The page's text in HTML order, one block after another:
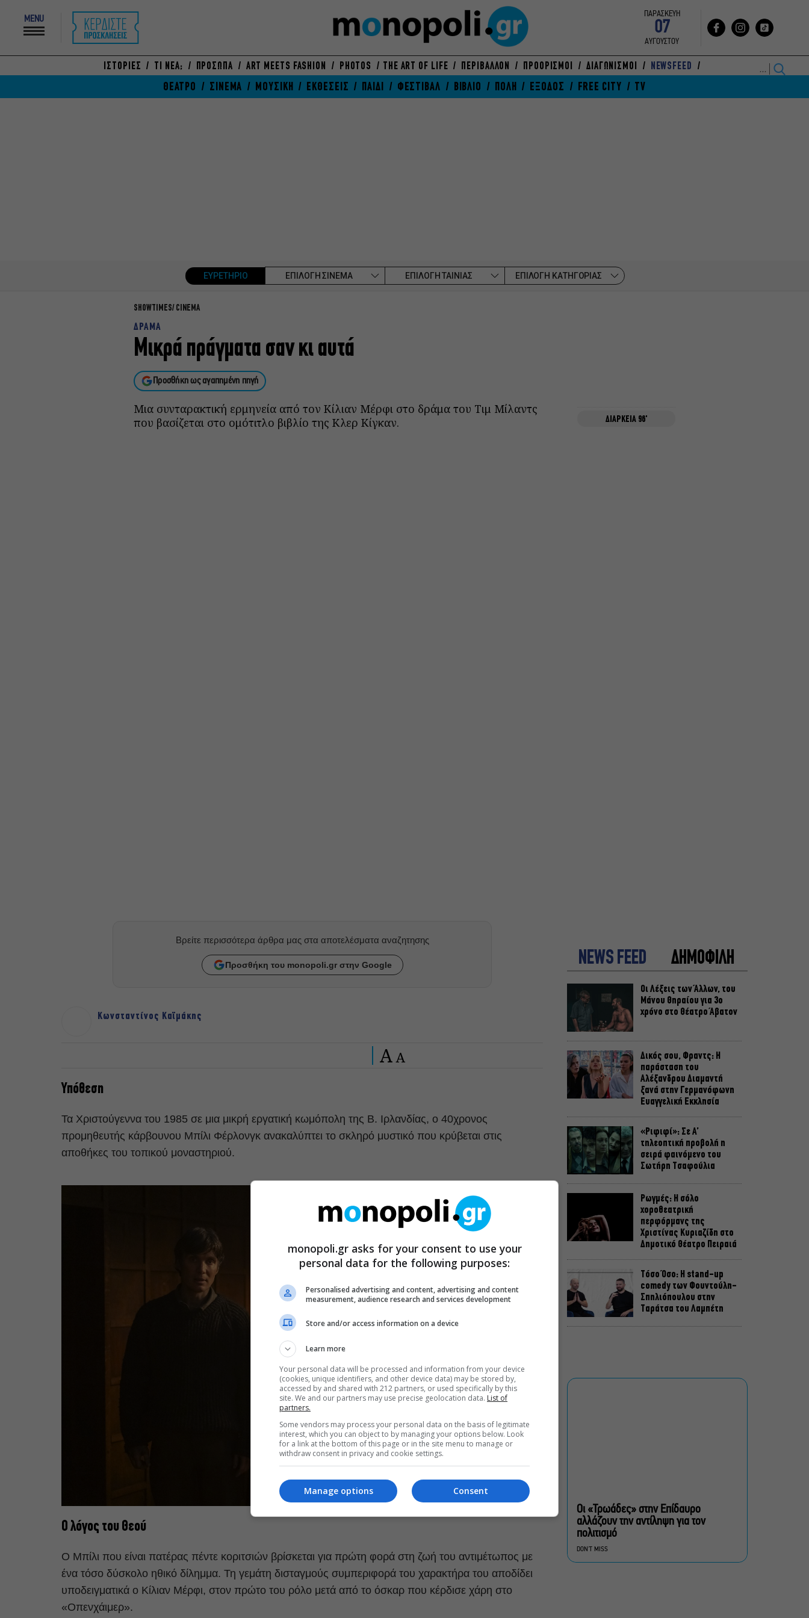
MENU
ΠΑΡΑΣΚΕΥΗ
07
ΑΥΓΟΥΣΤΟΥ
ΙΣΤΟΡΙΕΣ ΤΙ ΝΕΑ; ΠΡΟΣΩΠΑ ART MEETS FASHION PHOTOS THE ART OF LIFE ΠΕΡΙΒΑΛΛΟΝ ΠΡΟΟΡΙΣΜΟΙ ΔΙΑΓΩΝΙΣΜΟΙ NEWSFEED
ΘΕΑΤΡΟ ΣΙΝΕΜΑ ΜΟΥΣΙΚΗ ΕΚΘΕΣΕΙΣ ΠΑΙΔΙ ΦΕΣΤΙΒΑΛ ΒΙΒΛΙΟ ΠΟΛΗ ΕΞΟΔΟΣ FREE CITY TV
ΕΥΡΕΤΗΡΙΟ ΕΠΙΛΟΓΗ ΣΙΝΕΜΑ ΕΠΙΛΟΓΗ ΤΑΙΝΙΑΣ ΕΠΙΛΟΓΗ ΚΑΤΗΓΟΡΙΑΣ
SHOWTIMES CINEMA
ΔΡΑΜΑ
Μικρά πράγματα σαν κι αυτά
Προσθήκη ως αγαπημένη πηγή
Μια συνταρακτική ερμηνεία από τον Κίλιαν Μέρφι στο δράμα του Τιμ Μίλαντς
που βασίζεται στο ομότιτλο βιβλίο της Κλερ Κίγκαν.
ΔΙΑΡΚΕΙΑ 96'
Βρείτε περισσότερα άρθρα μας στα αποτελέσματα αναζητησης
Προσθήκη του monopoli.gr στην Google
Κωνσταντίνος Καϊμάκης
A A
Υπόθεση
Τα Χριστούγεννα του 1985 σε μια μικρή εργατική κωμόπολη της Β. Ιρλανδίας, ο 40χρονος
προμηθευτής κάρβουνου Μπίλι Φέρλονγκ ανακαλύπτει το σκληρό μυστικό που κρύβεται στις
αποθήκες του τοπικού μοναστηριού.
Ο λόγος του Θεού
Ο Μπίλι που είναι πατέρας πέντε κοριτσιών βρίσκεται για πρώτη φορά στη ζωή του αντιμέτωπος με
ένα τόσο δύσκολο ηθικό δίλημμα. Τη γεμάτη δισταγμούς συμπεριφορά του χαρακτήρα του αποδίδει
υποδειγματικά ο Κίλιαν Μέρφι, στον πρώτο του ρόλο μετά από το όσκαρ που κέρδισε χάρη στο
«Οπενχάιμερ».
NEWS FEED ΔΗΜΟΦΙΛΗ
Οι Λέξεις των Άλλων, του
Μάνου Θηραίου για 3ο
χρόνο στο Θέατρο Άβατον
Δικός σου, Φραντς: Η
παράσταση του
Αλέξανδρου Διαμαντή
ξανά στην Γερμανόφωνη
Ευαγγελική Εκκλησία
«Ριφιφί»: Σε Α’
τηλεοπτική προβολή η
σειρά φαινόμενο του
Σωτήρη Τσαφούλια
Ρωγμές: Η σόλο
χοροθεατρική
περφόρμανς της
Χριστίνας Κυριαζίδη στο
Δημοτικό Θέατρο Πειραιά
Τόσο Όσο: Η stand-up
comedy των Φουντούλη-
Σπηλιόπουλου στην
Ταράτσα του Λαμπέτη
σινεμά στην Ταράτσα του
Πρόστιμα έως 73.000€ για
αυθαίρετες καταλήψεις
Πέντε διηγήματα του
Οι «Τρωάδες» στην Επίδαυρο
αλλάζουν την αντίληψη για τον
πολιτισμό
DON'T MISS
monopoli.gr asks for your consent to use your
personal data for the following purposes:
Personalised advertising and content, advertising and content
measurement, audience research and services development
Store and/or access information on a device
Learn more
Your personal data will be processed and information from your device
(cookies, unique identifiers, and other device data) may be stored by,
accessed by and shared with 212 partners, or used specifically by this
site. We and our partners may use precise geolocation data. List of
partners.
Some vendors may process your personal data on the basis of legitimate
interest, which you can object to by managing your options below. Look
for a link at the bottom of this page or in the site menu to manage or
withdraw consent in privacy and cookie settings.
Consent
Manage options